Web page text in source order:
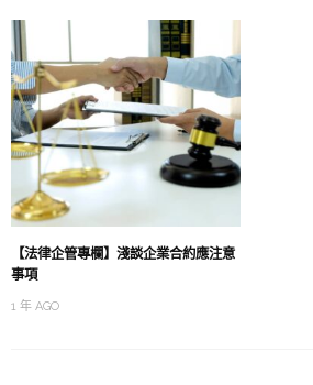
【法律企管專欄】淺談企業合約應注意
事項
1 年 AGO